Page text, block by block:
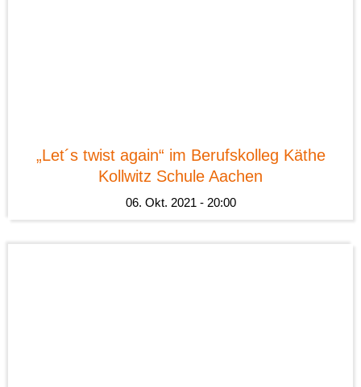
„Let´s twist again“ im Berufskolleg Käthe
Kollwitz Schule Aachen
06. Okt. 2021 - 20:00